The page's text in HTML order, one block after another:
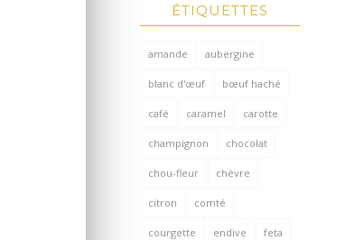
ÉTIQUETTES
amande aubergine
blanc d'œuf bœuf haché
café caramel carotte
champignon chocolat
chou-fleur chèvre
citron comté
courgette endive feta